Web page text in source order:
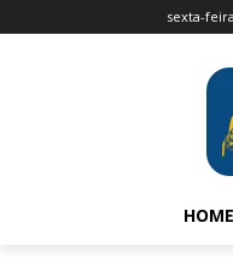
sexta-
HOME